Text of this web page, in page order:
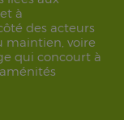
à
des acteurs
maintien, voire
qui concourt à